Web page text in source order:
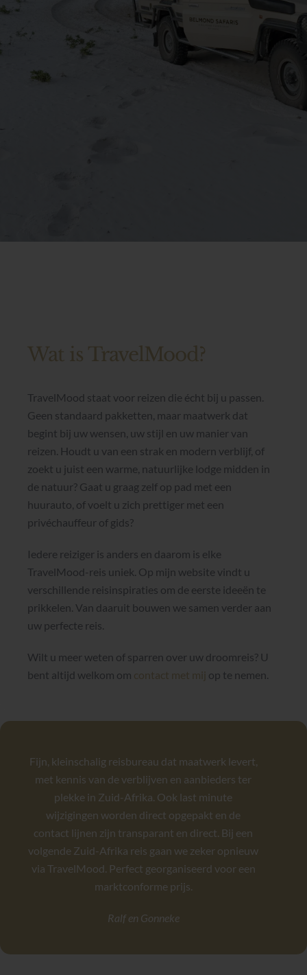
Neem contact op
Wat is TravelMood?
TravelMood staat voor reizen die écht bij u passen.
Geen standaard pakketten, maar maatwerk dat
begint bij uw wensen, uw stijl en uw manier van
reizen. Houdt u van een strak en modern verblijf, of
zoekt u juist een warme, natuurlijke lodge midden in
de natuur? Gaat u graag zelf op pad met een
huurauto, of voelt u zich prettiger met een
privéchauffeur of gids?
Iedere reiziger is anders en daarom is elke
TravelMood-reis uniek. Op mijn website vindt u
verschillende reisinspiraties om de eerste ideeën te
prikkelen. Van daaruit bouwen we samen verder aan
uw perfecte reis.
Wilt u meer weten of sparren over uw droomreis? U
bent altijd welkom om contact met mij op te nemen.
Fijn, kleinschalig reisbureau dat maatwerk levert,
met kennis van de verblijven en aanbieders ter
plekke in Zuid-Afrika. Ook last minute
wijzigingen worden direct opgepakt en de
contact lijnen zijn transparant en direct. Bij een
volgende Zuid-Afrika reis gaan we zeker opnieuw
via TravelMood. Perfect georganiseerd voor een
marktconforme prijs.
Ralf en Gonneke